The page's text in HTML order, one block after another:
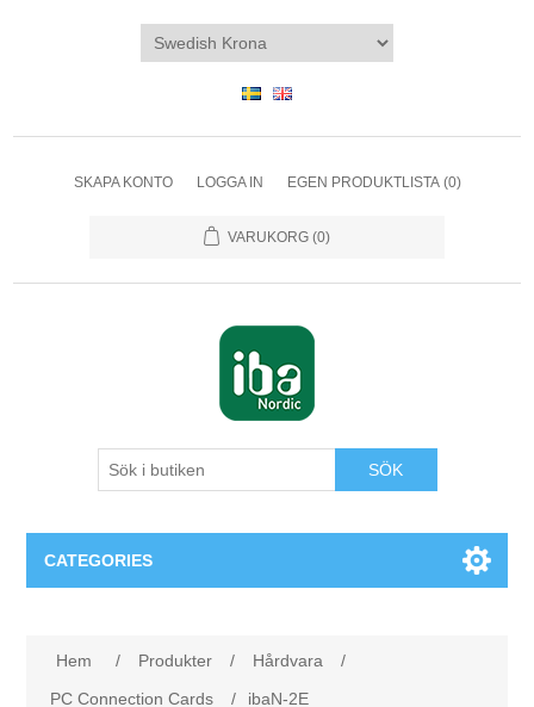
SKAPA KONTO LOGGA IN EGEN PRODUKTLISTA (0)
VARUKORG (0)
SÖK
CATEGORIES
Felsökning
Produkter
Hem / Produkter / Hårdvara
/
PC Connection Cards
/ ibaN-2E